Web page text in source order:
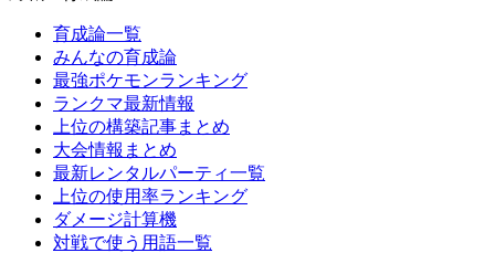
育成論一覧
みんなの育成論
最強ポケモンランキング
ランクマ最新情報
上位の構築記事まとめ
大会情報まとめ
最新レンタルパーティ一覧
上位の使用率ランキング
ダメージ計算機
対戦で使う用語一覧